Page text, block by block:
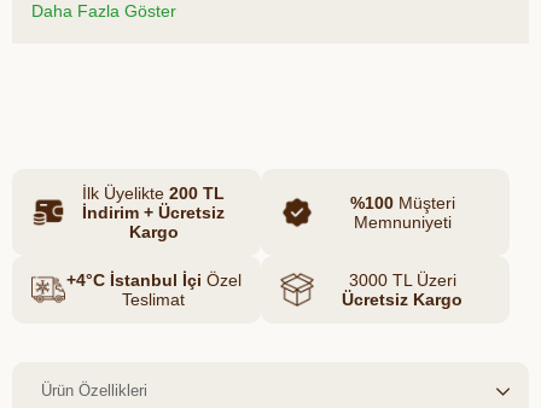
sayesinde cildinizi derinlemesine
içeriğiyle tüm aile bireyleri için ideal bir
seçimdir.
Daha Fazla Göster
İlk Üyelikte 200 TL
İndirim + Ücretsiz
Kargo
%100Müşteri
Memnuniyeti
+4°C İstanbul İçi Özel
Teslimat
3000 TL Üzeri
Ücretsiz Kargo
Ürün Özellikleri